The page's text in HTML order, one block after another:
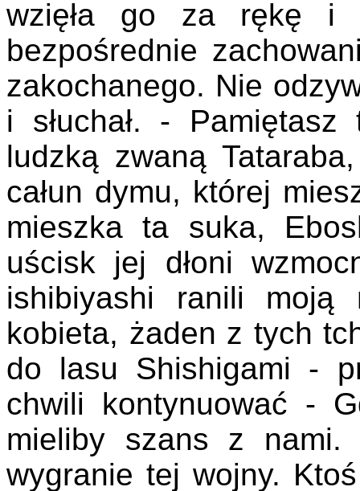
wzięła go za rękę i
bezpośrednie
zakochanego. Nie
i słuchał. -
ludzką zwaną
całun dymu, której
mieszka ta suka,
uścisk jej dłoni
ishibiyashi ranili
kobieta, żaden z tych
do lasu Shishigami -
chwili kontynuować -
mieliby szans z
wygranie tej wojny.